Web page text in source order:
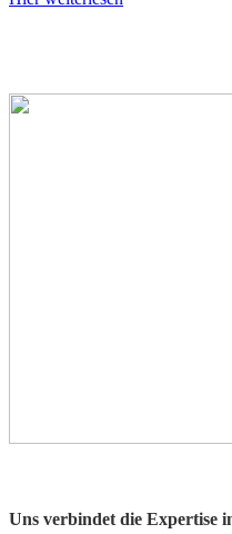
Uns verbindet die Expertise